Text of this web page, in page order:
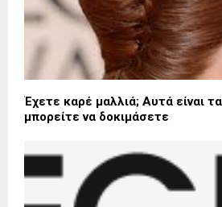
Έχετε καρέ μαλλιά; Αυτά είναι τα
μπορείτε να δοκιμάσετε